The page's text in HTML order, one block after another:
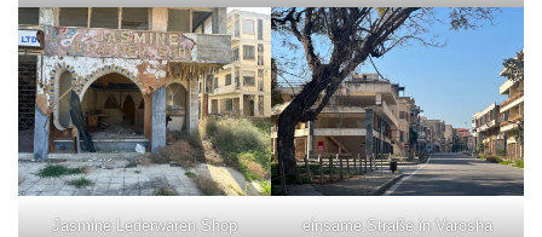
Jasmine Lederwaren Shop einsame Straße in Varosha